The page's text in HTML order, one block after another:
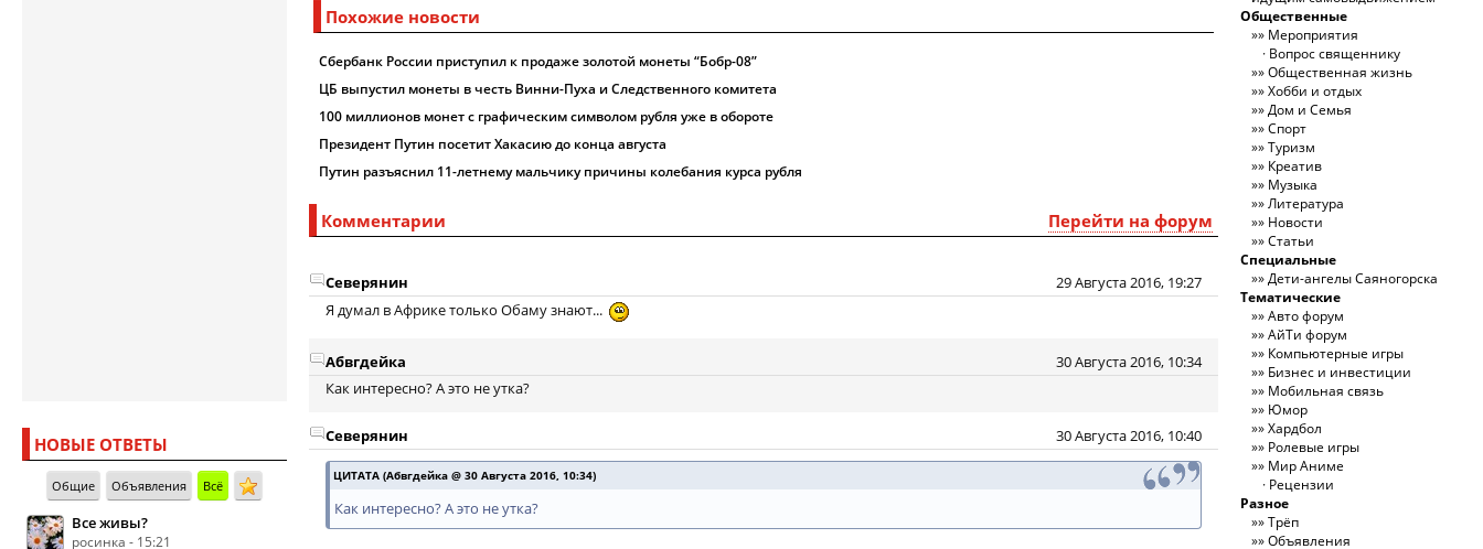
НОВЫЕ ОТВЕТЫ
Общие Объявления Всё
Все живы?
росинка - 15:21
Похожие новости
Сбербанк России приступил к продаже золотой монеты “Бобр-08”
ЦБ выпустил монеты в честь Винни-Пуха и Следственного комитета
100 миллионов монет с графическим символом рубля уже в обороте
Президент Путин посетит Хакасию до конца августа
Путин разъяснил 11-летнему мальчику причины колебания курса рубля
Перейти на форум
Комментарии
29 Августа 2016, 19:27
Северянин
Я думал в Африке только Обаму знают...
30 Августа 2016, 10:34
Абвгдейка
Как интересно? А это не утка?
30 Августа 2016, 10:40
Северянин
ЦИТАТА (Абвгдейка @ 30 Августа 2016, 10:34)
Как интересно? А это не утка?
Общественные
Мероприятия
Вопрос священнику
Общественная жизнь
Хобби и отдых
Дом и Семья
Спорт
Туризм
Креатив
Музыка
Литература
Новости
Статьи
Специальные
Дети-ангелы Саяногорска
Тематические
Авто форум
АйТи форум
Компьютерные игры
Бизнес и инвестиции
Мобильная связь
Юмор
Хардбол
Ролевые игры
Мир Аниме
Рецензии
Разное
Трёп
Объявления